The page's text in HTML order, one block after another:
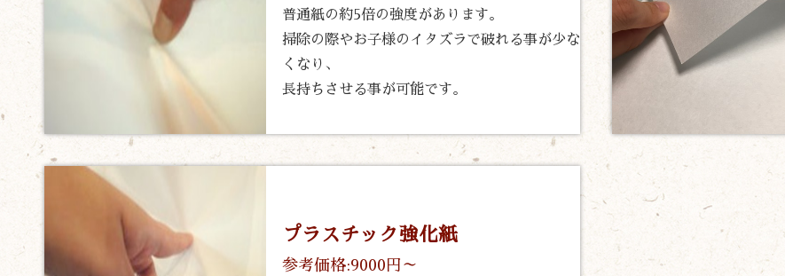
普通紙の約5倍の強度があります。
掃除の際やお子様のイタズラで破れる事が少な
くなり、
長持ちさせる事が可能です。
プラスチック強化紙
参考価格:9000円～